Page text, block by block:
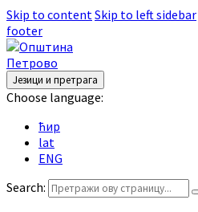
Skip to contentSkip to left sidebar
footer
Језици и претрага
Choose language:
ћир
lat
ENG
Search: